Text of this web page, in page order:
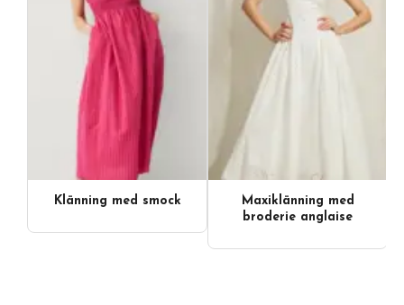
Klänning med smock
Maxiklänning med
broderie anglaise